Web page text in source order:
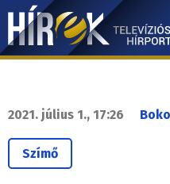
Ugrás
tartalomra
Hírek.sk
navigáció
2021. július 1., 17:26
Szímő